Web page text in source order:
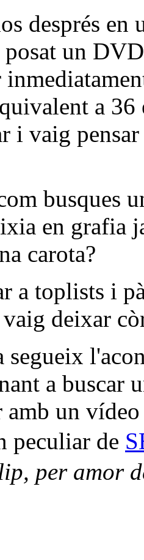
després en
posat un
a
i vaig
busques
en grafia
carota?
a toplists i
deixar
segueix
a buscar
amb un
peculiar de
per amor